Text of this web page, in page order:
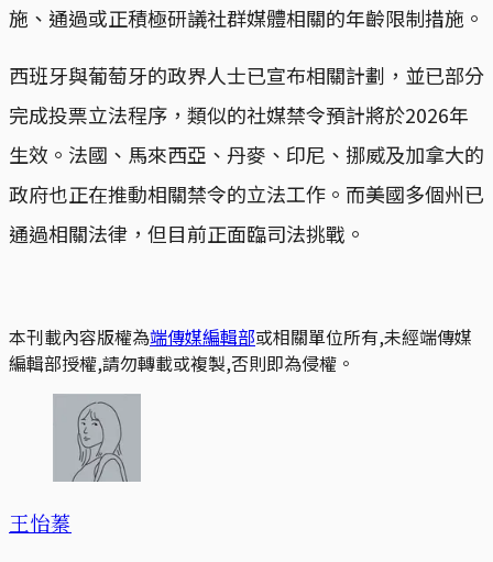
施、通過或正積極研議社群媒體相關的年齡限制措施。
西班牙與葡萄牙的政界人士已宣布相關計劃，並已部分
完成投票立法程序，類似的社媒禁令預計將於2026年
生效。法國、馬來西亞、丹麥、印尼、挪威及加拿大的
政府也正在推動相關禁令的立法工作。而美國多個州已
通過相關法律，但目前正面臨司法挑戰。
本刊載內容版權為端傳媒編輯部或相關單位所有,未經端傳媒
編輯部授權,請勿轉載或複製,否則即為侵權。
王怡蓁